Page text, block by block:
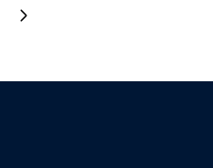
successiva